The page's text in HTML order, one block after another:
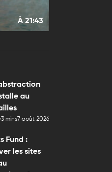
À 21:43
au
3 mins7 août 2026
Fund :
les sites